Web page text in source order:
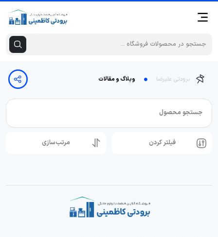
برودتی علیرضا وبلاگ و مقالات
جستجو محصول
فیلتر کردن مرتب‌سازی